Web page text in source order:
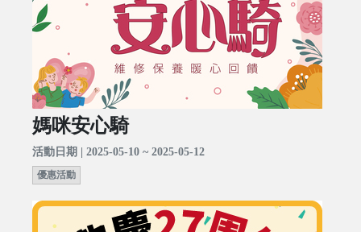
媽咪安心騎
活動日期 | 2025-05-10 ~ 2025-05-12
優惠活動